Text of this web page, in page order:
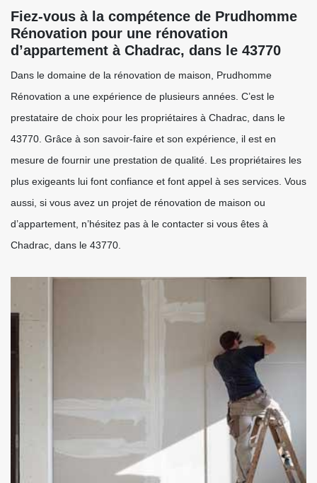
Fiez-vous à la compétence de Prudhomme
Rénovation pour une rénovation
d’appartement à Chadrac, dans le 43770
Dans le domaine de la rénovation de maison, Prudhomme
Rénovation a une expérience de plusieurs années. C’est le
prestataire de choix pour les propriétaires à Chadrac, dans le
43770. Grâce à son savoir-faire et son expérience, il est en
mesure de fournir une prestation de qualité. Les propriétaires les
plus exigeants lui font confiance et font appel à ses services. Vous
aussi, si vous avez un projet de rénovation de maison ou
d’appartement, n’hésitez pas à le contacter si vous êtes à
Chadrac, dans le 43770.